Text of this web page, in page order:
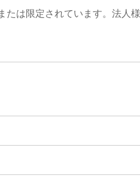
は限定されています。法人